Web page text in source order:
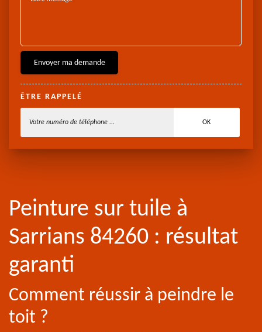
ÊTRE RAPPELÉ
Peinture sur tuile à
Sarrians 84260 : résultat
garanti
Comment réussir à peindre le
toit ?